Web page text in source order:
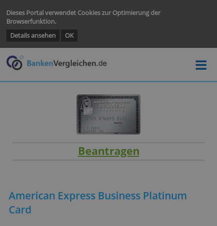
Dieses Portal verwendet Cookies zur Optimierung der
Browserfunktion.
Details ansehen OK